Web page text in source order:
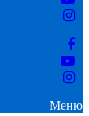
Меню